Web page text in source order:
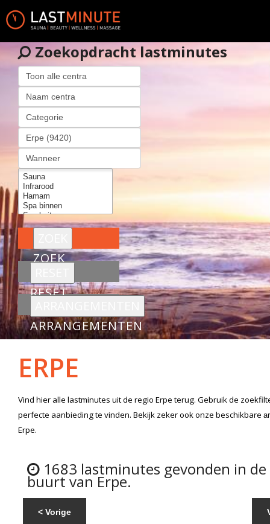
Zoekopdracht lastminutes
ZOEK
RESET
ARRANGEMENTEN
ERPE
Vind hier alle lastminutes uit de regio Erpeterug. Gebruik de
perfecte aanbieding te vinden. Bekijk zeker ook onze beschikbare
Erpe.
1683 lastminutes gevonden in de
buurt van Erpe.
< Vorige